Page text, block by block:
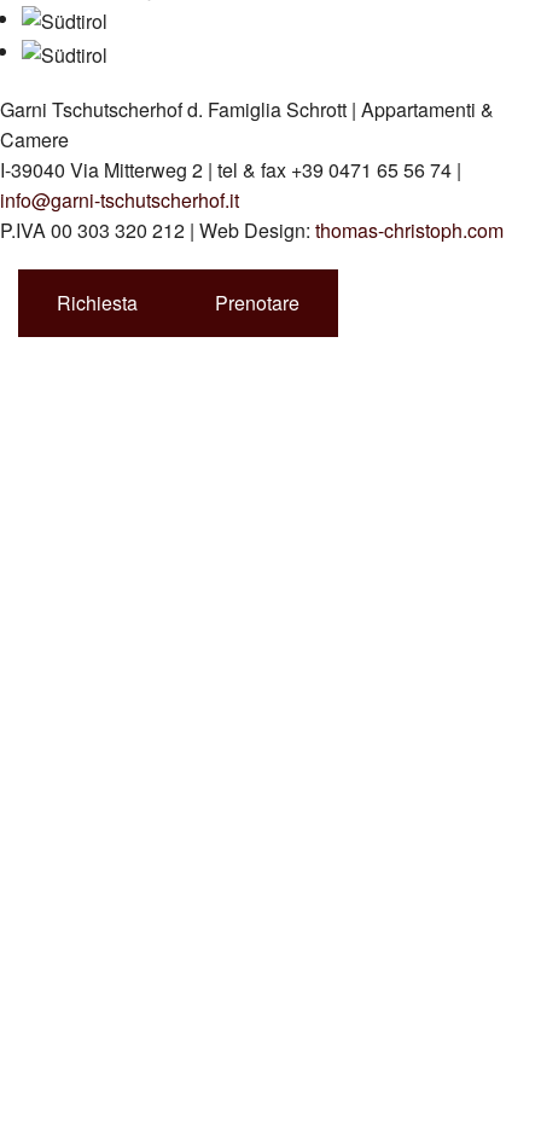
Garni Tschutscherhof d. Famiglia Schrott | Appartamenti &
Camere
I-39040 Via Mitterweg 2 | tel & fax +39 0471 65 56 74 |
info@garni-tschutscherhof.it
P.IVA 00 303 320 212 | Web Design: thomas-christoph.com
Richiesta Prenotare